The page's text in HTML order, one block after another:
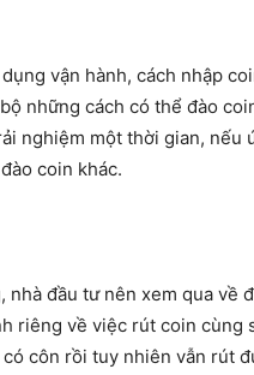
vận hành, cách nhập
những cách có thể đào
nghiệm một thời gian, nếu
coin khác.
nhà đầu tư nên xem qua về
riêng về việc rút coin cùng
côn rồi tuy nhiên vẫn rút